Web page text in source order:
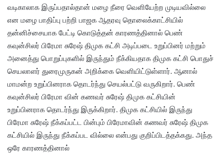
வடிகாலாக இருப்பதால்தான் மழை நீரை வெளியேற்ற முடியவில்லை
என மழை பாதிப்பு பற்றி பாஜக ஆதரவு தொலைக்காட்சியில்
தன்னிச்சையாக பேட்டி கொடுத்தன் காரணத்தினால் பெண்
கவுன்சிலர் பிரேமா சுரேஷ் திமுக கட்சி அடிப்படை உறுப்பினர் மற்றும்
அனைத்து பொறுப்புகளில் இருந்தும் நீக்கியதாக திமுக கட்சி பொதுச்
செயலாளர் துரைமுருகன் அறிக்கை வெளியிட்டுள்ளார். ஆனால்
மாமன்ற உறுப்பினராக தொடர்ந்து செயல்பட்டு வருகிறார். பெண்
கவுன்சிலர் பிரேமா வின் கணவர் சுரேஷ் திமுக கட்சியின்
உறுப்பினராக தொடர்ந்து இருக்கிறார். திமுக கட்சியில் இருந்து
பிரேமா சுரேஷ் நீக்கப்பட்ட பின்பும் பிரேமாவின் கணவர் சுரேஷ் திமுக
கட்சியில் இருந்து நீக்கப்பட வில்லை என்பது குறிப்பிடத்தக்கது. அந்த
ஒரே காரணத்தினால்